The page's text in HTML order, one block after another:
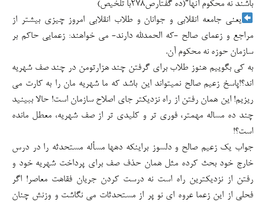
باشند نه محکوم آنها”(ده گفتارص۲۷۸با تلخیص)
یعنی جامعه انقلابی و جوانان و طلاب انقلابی امروز چیزی بیشتر از
مراجع و زعمای صالح -که الحمدلله دارند- می خواهند: زعمایی حاکم بر
سازمان حوزه نه محکوم آن.
به کی بگوییم هنوز طلاب برای گرفتن چند هزارتومن در چند صف شهریه
اند؟!پاسخ زعیم صالح نمیتواند این باشد که ما شهریه مان را به کارت می
ریزیم! این همان رفتن از راه نزدیکتر جای اصلاح سازمان است! حالا ببینید
چند ده مساله مهمتر، فوری تر و کلیدی تر از صف شهریه، معطل مانده
است؟!
جواب یک زعیم صالح و دلسوز براینکه دهها مسأله مستحدثه را در درس
خارج خود بحث کرده مثل همان حذف صف برای پرداخت شهریه خود و
رفتن از نزدیکترین راه است نه درست کردن جریان فقاهت معاصر! اگر
فحلی از این زعما عروه ای نو پر از مستحدثات می نگاشت و وزنش چنان